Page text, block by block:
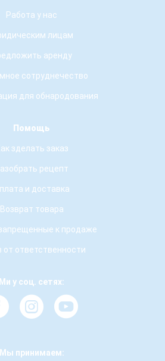
Работа у нас
лицам
аренду
сотруднечество
для обнародования
Помощь
зделать заказ
рецепт
и доставка
Возврат товара
к продаже
от ответственности
Ми у соц. сетях:
Мы принимаем: